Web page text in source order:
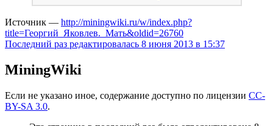
Источник — http://miningwiki.ru/w/index.php?
title=Георгий_Яковлев._Мать&oldid=26760
Последний раз редактировалась 8 июня 2013 в 15:37
MiningWiki
Если не указано иное, содержание доступно по лицензии CC-
BY-SA 3.0.